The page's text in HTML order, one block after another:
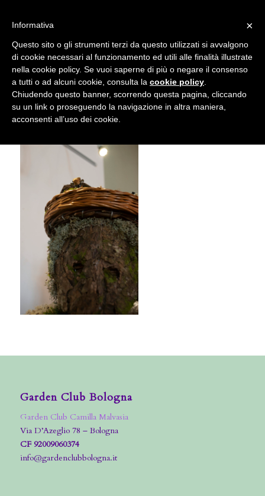
NIK_5951
Garden Club Bologna
Garden Club Camilla Malvasia
Via D’Azeglio 78 – Bologna
CF 92009060374
info@gardenclubbologna.it
accetta l'uso dei cookies previsto nella pagina dedicata.
Fai clic per abilitare/disabilitare il tracciamento di
Google Analytics.
OK Privacy e cookie policy
×
Informativa
Questo sito o gli strumenti terzi da questo utilizzati si avvalgono
di cookie necessari al funzionamento ed utili alle finalità illustrate
nella cookie policy. Se vuoi saperne di più o negare il consenso
a tutti o ad alcuni cookie, consulta la cookie policy
Chiudendo questo banner, scorrendo questa pagina, cliccando
su un link o proseguendo la navigazione in altra maniera,
acconsenti all’uso dei cookie.